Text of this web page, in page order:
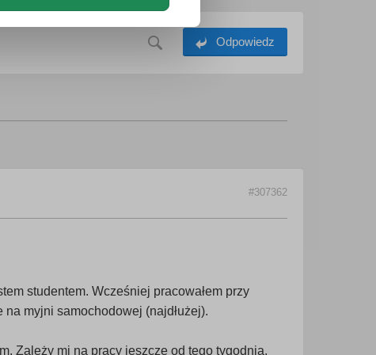
Odpowiedz
#307362
studentem. Wcześniej pracowałem przy
myjni samochodowej (najdłużej).
Zależy mi na pracy jeszcze od tego tygodnia.